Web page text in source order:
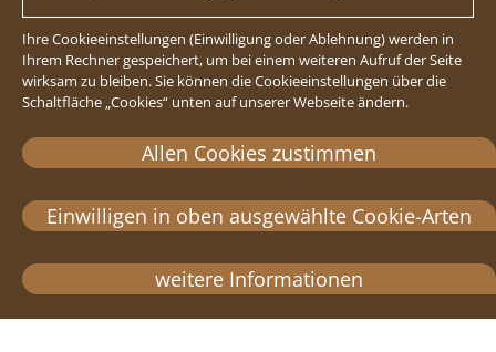
Ihre Cookieeinstellungen (Einwilligung oder Ablehnung) werden in
Ihrem Rechner gespeichert, um bei einem weiteren Aufruf der Seite
wirksam zu bleiben. Sie können die Cookieeinstellungen über die
Schaltfläche „Cookies“ unten auf unserer Webseite ändern.
Allen Cookies zustimmen
Einwilligen in oben ausgewählte Cookie-Arten
weitere Informationen